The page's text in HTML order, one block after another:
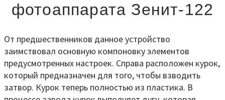
фотоаппарата Зенит-122
От предшественников данное устройство
заимствовал основную компоновку элементов
предусмотренных настроек. Справа расположен курок,
который предназначен для того, чтобы взводить
затвор. Курок теперь полностью из пластика. В